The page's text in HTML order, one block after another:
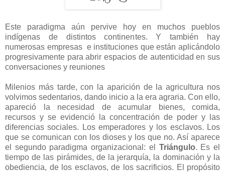
Este paradigma aún pervive hoy en muchos pueblos
indígenas de distintos continentes. Y también hay
numerosas empresas e instituciones que están aplicándolo
progresivamente para abrir espacios de autenticidad en sus
conversaciones y reuniones
Milenios más tarde, con la aparición de la agricultura nos
volvimos sedentarios, dando inicio a la era agraria. Con ello,
apareció la necesidad de acumular bienes, comida,
recursos y se evidenció la concentración de poder y las
diferencias sociales. Los emperadores y los esclavos. Los
que se comunican con los dioses y los que no. Así aparece
el segundo paradigma organizacional: el Triángulo. Es el
tiempo de las pirámides, de la jerarquía, la dominación y la
obediencia, de los esclavos, de los sacrificios. El propósito